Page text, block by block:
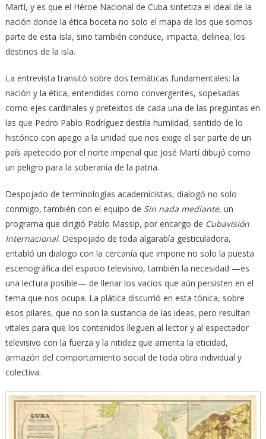
Martí, y es que el Héroe Nacional de Cuba sintetiza el ideal de la
nación donde la ética boceta no solo el mapa de los que somos
parte de esta Isla, sino también conduce, impacta, delinea, los
destinos de la isla.
La entrevista transitó sobre dos temáticas fundamentales: la
nación y la ética, entendidas como convergentes, sopesadas
como ejes cardinales y pretextos de cada una de las preguntas en
las que Pedro Pablo Rodríguez destila humildad, sentido de lo
histórico con apego a la unidad que nos exige el ser parte de un
país apetecido por el norte imperial que José Martí dibujó como
un peligro para la soberanía de la patria.
Despojado de terminologías academicistas, dialogó no solo
conmigo, también con el equipo de Sin nada mediante, un
programa que dirigió Pablo Massip, por encargo de Cubavisión
Internacional. Despojado de toda algarabía gesticuladora,
entabló un dialogo con la cercanía que impone no solo la puesta
escenográfica del espacio televisivo, también la necesidad —es
una lectura posible— de llenar los vacíos que aún persisten en el
tema que nos ocupa. La plática discurrió en esta tónica, sobre
esos pilares, que no son la sustancia de las ideas, pero resultan
vitales para que los contenidos lleguen al lector y al espectador
televisivo con la fuerza y la nitidez que amerita la eticidad,
armazón del comportamiento social de toda obra individual y
colectiva.